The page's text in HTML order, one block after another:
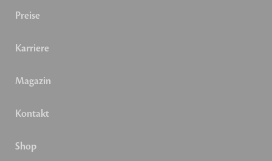
Preise
Karriere
Magazin
Kontakt
Shop